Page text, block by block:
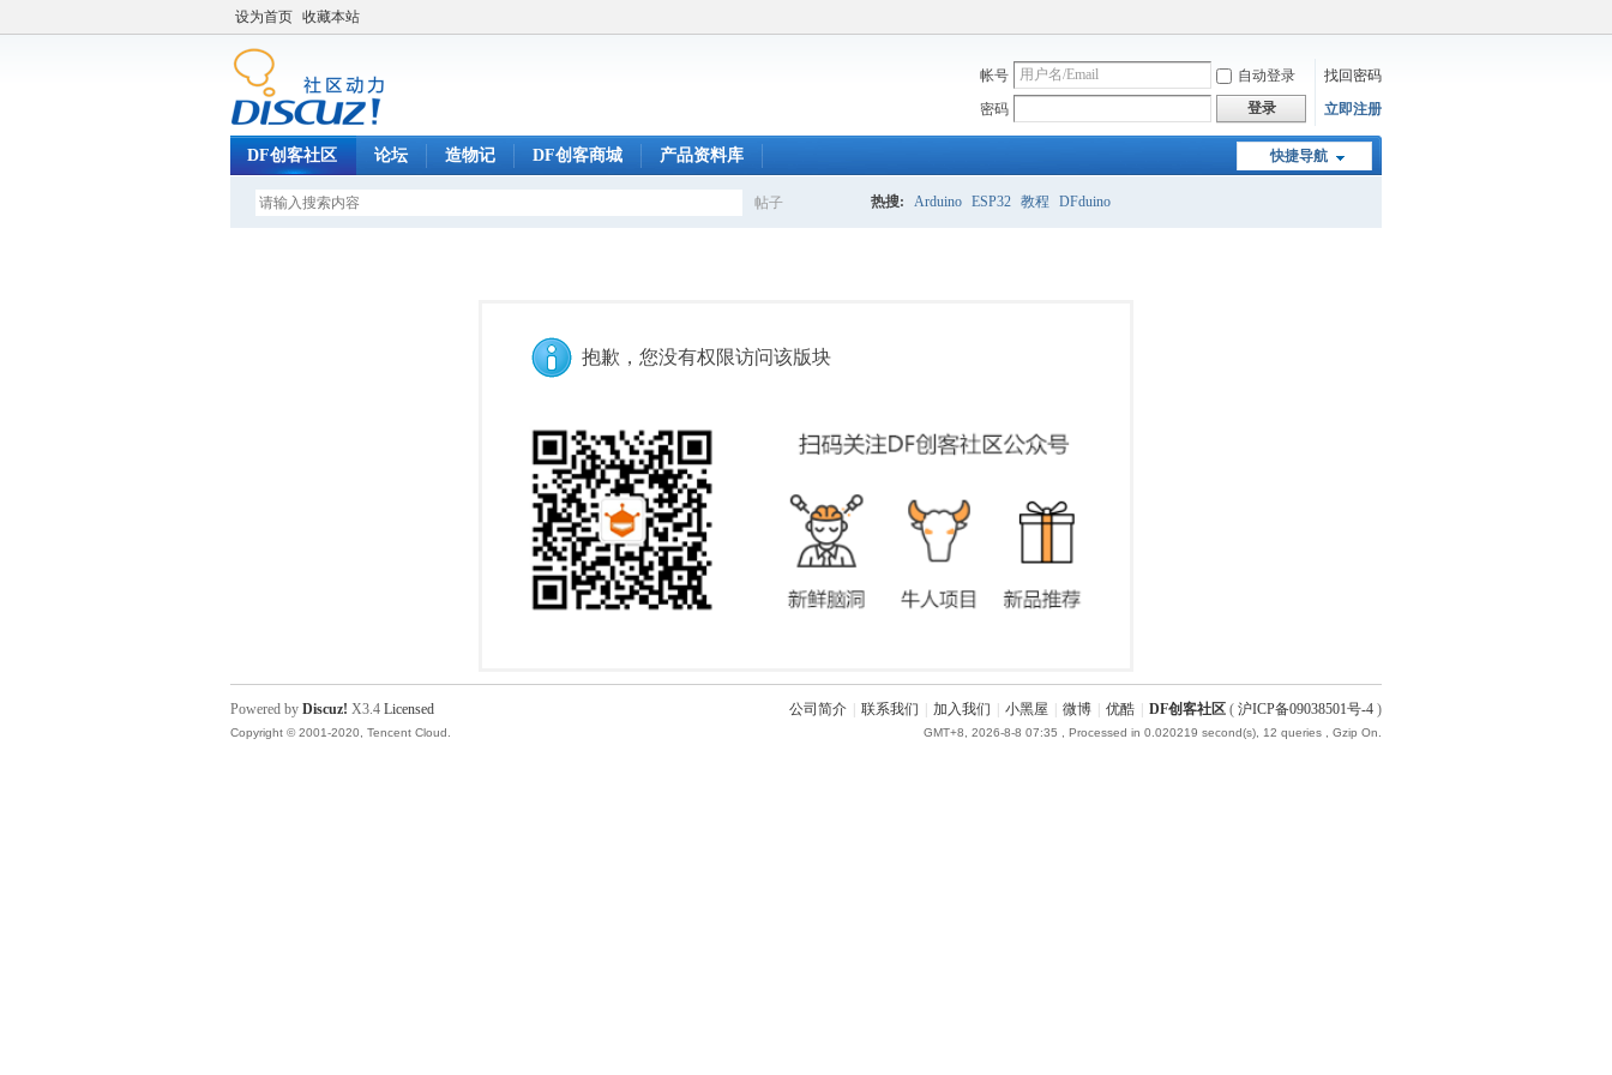
设为首页 收藏本站
帐号 自动登录
找回密码
密码
登录 立即注册
快捷导航
DF创客社区 论坛 造物记 DF创客商城 产品资料库
帖子 热搜: Arduino ESP32 教程 DFduino
抱歉，您没有权限访问该版块
公司简介 联系我们 加入我们 小黑屋 微博 优酷 DF创客社区 ( 沪ICP备09038501号-4 )
GMT+8, 2026-8-8 07:35 , Processed in 0.020219 second(s), 12 queries , Gzip On.
Powered by Discuz! X3.4 Licensed
Copyright © 2001-2020, Tencent Cloud.